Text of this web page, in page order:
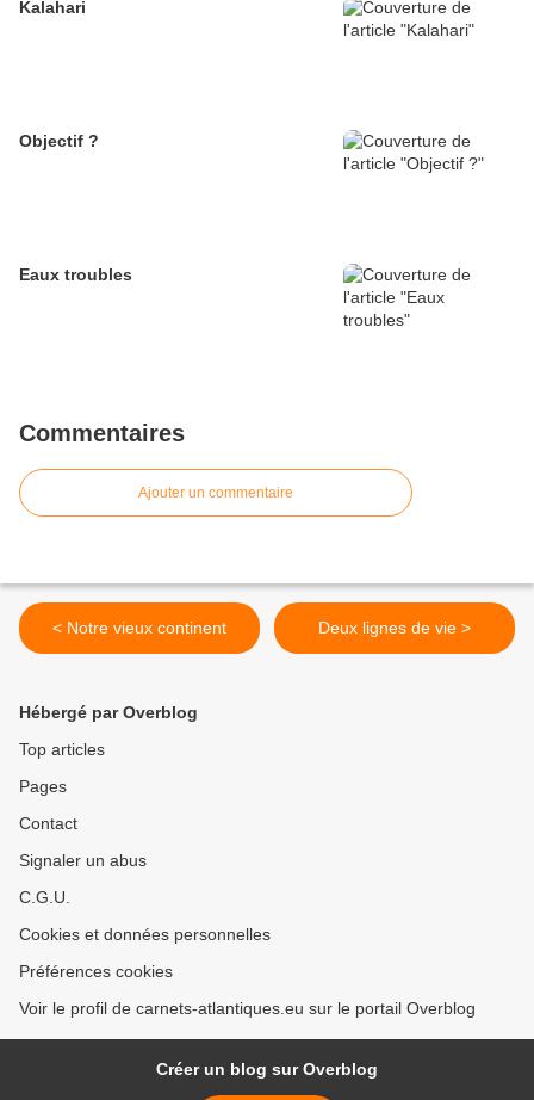
Kalahari
Objectif ?
Eaux troubles
Commentaires
Ajouter un commentaire
< Notre vieux continent Deux lignes de vie >
Hébergé par Overblog
Top articles
Pages
Contact
Signaler un abus
C.G.U.
Cookies et données personnelles
Préférences cookies
Voir le profil de carnets-atlantiques.eu sur le portail Overblog
Créer un blog sur Overblog